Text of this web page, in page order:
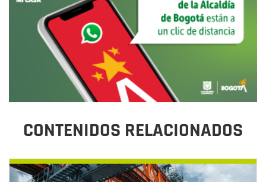
CONTENIDOS RELACIONADOS